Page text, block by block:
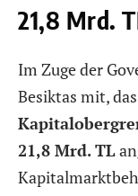
21,8 Mrd.
Im Zuge der
Besiktas mit,
21,8 Mrd. TL